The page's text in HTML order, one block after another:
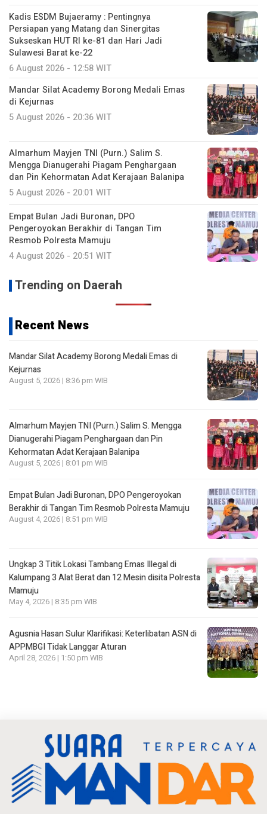
Kadis ESDM Bujaeramy : Pentingnya
Persiapan yang Matang dan Sinergitas
Sukseskan HUT RI ke-81 dan Hari Jadi
Sulawesi Barat ke-22
6 August 2026 - 12:58 WIT
Mandar Silat Academy Borong Medali Emas
di Kejurnas
5 August 2026 - 20:36 WIT
Almarhum Mayjen TNI (Purn.) Salim S.
Mengga Dianugerahi Piagam Penghargaan
dan Pin Kehormatan Adat Kerajaan Balanipa
5 August 2026 - 20:01 WIT
Empat Bulan Jadi Buronan, DPO
Pengeroyokan Berakhir di Tangan Tim
Resmob Polresta Mamuju
4 August 2026 - 20:51 WIT
Trending on Daerah
Recent News
Mandar Silat Academy Borong Medali Emas di
Kejurnas
August 5, 2026 | 8:36 pm WIB
Almarhum Mayjen TNI (Purn.) Salim S. Mengga
Dianugerahi Piagam Penghargaan dan Pin
Kehormatan Adat Kerajaan Balanipa
August 5, 2026 | 8:01 pm WIB
Empat Bulan Jadi Buronan, DPO Pengeroyokan
Berakhir di Tangan Tim Resmob Polresta Mamuju
August 4, 2026 | 8:51 pm WIB
Ungkap 3 Titik Lokasi Tambang Emas Illegal di
Kalumpang 3 Alat Berat dan 12 Mesin disita Polresta
Mamuju
May 4, 2026 | 8:35 pm WIB
Agusnia Hasan Sulur Klarifikasi: Keterlibatan ASN di
APPMBGI Tidak Langgar Aturan
April 28, 2026 | 1:50 pm WIB